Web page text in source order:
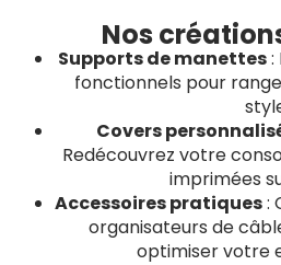
Nos
Supports de manettes:
fonctionnels pour
Covers
Redécouvrez votre
imprimées
Accessoires pratiques:
organisateurs de
optimiser votre